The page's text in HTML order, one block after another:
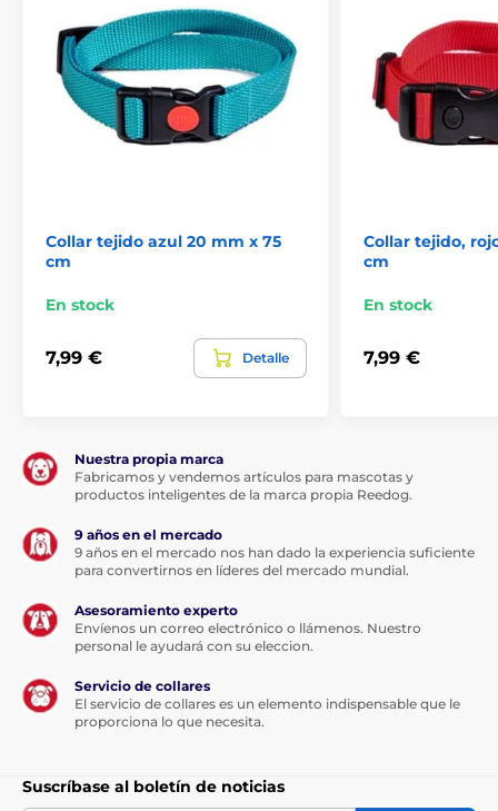
Accesorios Collares antiladridos
Collares de recambio para antiladridos
Collar tejido azul 20 mm x 75
cm
En stock
7,99 € Detalle
Collar tejido,
cm
En stock
7,99 €
Nuestra propia marca
Fabricamos y vendemos artículos para mascotas y
productos inteligentes de la marca propia Reedog.
9 años en el mercado
9 años en el mercado nos han dado la experiencia suficiente
para convertirnos en líderes del mercado mundial.
Asesoramiento experto
Envíenos un correo electrónico o llámenos. Nuestro
personal le ayudará con su eleccion.
Servicio de collares
El servicio de collares es un elemento indispensable que le
proporciona lo que necesita.
Suscríbase al boletín de noticias